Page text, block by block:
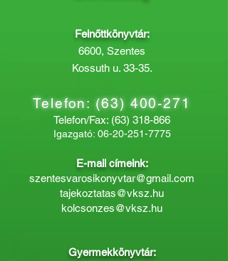
Felnőttkönyvtár:
6600, Szentes
Kossuth u. 33-35.
Telefon:(63) 400-271
Telefon/Fax: (63) 318-866
Igazgató: 06-20-251-7775
E-mail címeink:
szentesvarosikonyvtar@gmail.com
tajekoztatas@vksz.hu
kolcsonzes@vksz.hu
Gyermekkönyvtár: